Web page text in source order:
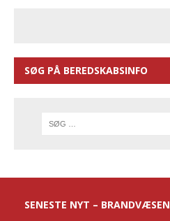
SØG PÅ BEREDSKABSINFO
SENESTE NYT – BRANDVÆSEN